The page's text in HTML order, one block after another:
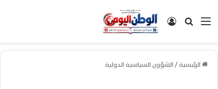
القائمةبحث عن تسجيل الدخول
الرئيسية/الشؤون السياسية الدولية